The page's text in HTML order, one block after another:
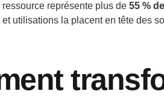
ressource représente plus de 55 %
et utilisations la placent en tête des